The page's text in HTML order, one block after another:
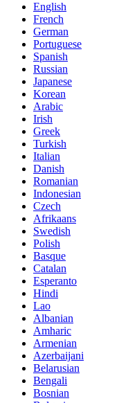
English
French
German
Portuguese
Spanish
Russian
Japanese
Korean
Arabic
Irish
Greek
Turkish
Italian
Danish
Romanian
Indonesian
Czech
Afrikaans
Swedish
Polish
Basque
Catalan
Esperanto
Hindi
Lao
Albanian
Amharic
Armenian
Azerbaijani
Belarusian
Bengali
Bosnian